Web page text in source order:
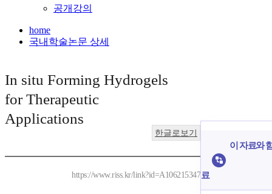
공개강의
home
국내학술논문 상세
In situ Forming Hydrogels
for Therapeutic
Applications
한글로보기
https://www.riss.kr/link?id=A106215347
이 자료와
료